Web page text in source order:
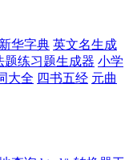
新华字典 英文名生成
题练习题生成器 小学
大全 四书五经 元曲